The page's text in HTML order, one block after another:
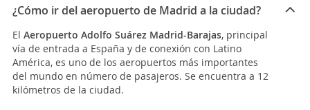
¿Cómo ir del aeropuerto de Madrid a la ciudad?
El Aeropuerto Adolfo Suárez Madrid-Barajas, principal
vía de entrada a España y de conexión con Latino
América, es uno de los aeropuertos más importantes
del mundo en número de pasajeros. Se encuentra a 12
kilómetros de la ciudad.